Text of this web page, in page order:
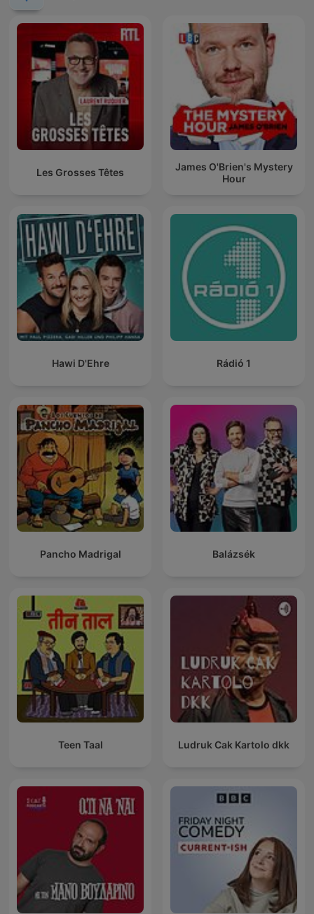
Les Grosses Têtes
James O'Brien's Mystery
Hour
Hawi D'Ehre Rádió 1
Pancho Madrigal Balázsék
Teen Taal Ludruk Cak Kartolo dkk